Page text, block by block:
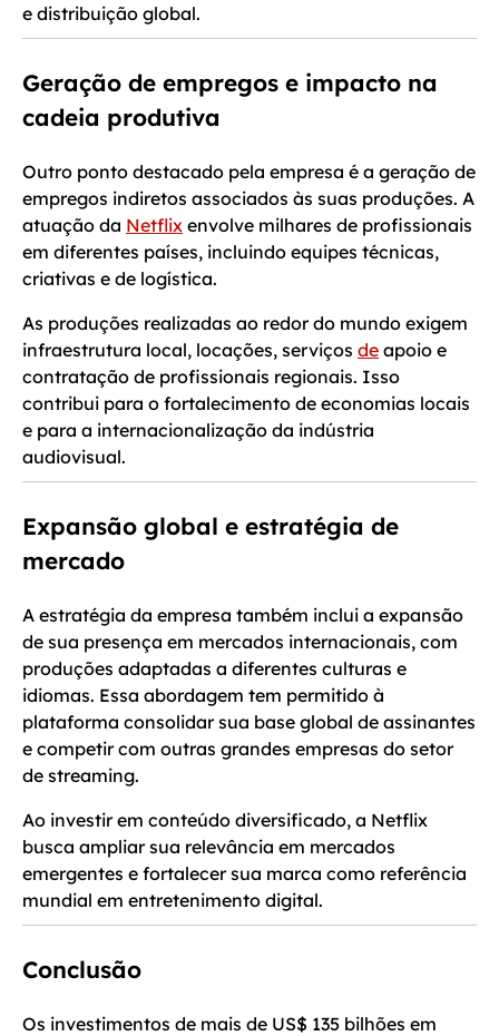
e distribuição global.
Geração de empregos e impacto na
cadeia produtiva
Outro ponto destacado pela empresa é a geração de
empregos indiretos associados às suas produções. A
atuação da Netflix envolve milhares de profissionais
em diferentes países, incluindo equipes técnicas,
criativas e de logística.
As produções realizadas ao redor do mundo exigem
infraestrutura local, locações, serviços de apoio e
contratação de profissionais regionais. Isso
contribui para o fortalecimento de economias locais
e para a internacionalização da indústria
audiovisual.
Expansão global e estratégia de
mercado
A estratégia da empresa também inclui a expansão
de sua presença em mercados internacionais, com
produções adaptadas a diferentes culturas e
idiomas. Essa abordagem tem permitido à
plataforma consolidar sua base global de assinantes
e competir com outras grandes empresas do setor
de streaming.
Ao investir em conteúdo diversificado, a Netflix
busca ampliar sua relevância em mercados
emergentes e fortalecer sua marca como referência
mundial em entretenimento digital.
Conclusão
Os investimentos de mais de US$ 135 bilhões em